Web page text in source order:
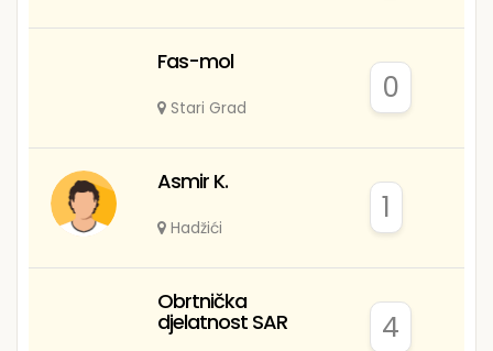
Fas-mol
Stari Grad
0
Asmir K.
Hadžići
1
Obrtnička
djelatnost SAR 4